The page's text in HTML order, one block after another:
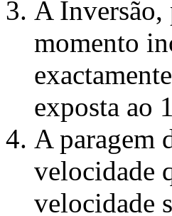
A Inversão,
momento
exposta ao
A paragem
velocidade
velocidade